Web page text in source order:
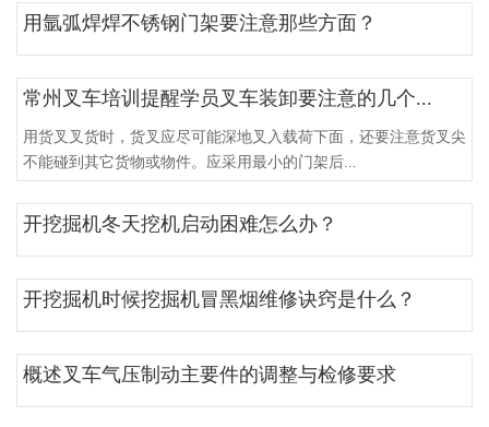
用氩弧焊焊不锈钢门架要注意那些方面？
常州叉车培训提醒学员叉车装卸要注意的几个...
用货叉叉货时，货叉应尽可能深地叉入载荷下面，还要注意货叉尖
不能碰到其它货物或物件。应采用最小的门架后...
开挖掘机冬天挖机启动困难怎么办？
开挖掘机时候挖掘机冒黑烟维修诀窍是什么？
概述叉车气压制动主要件的调整与检修要求